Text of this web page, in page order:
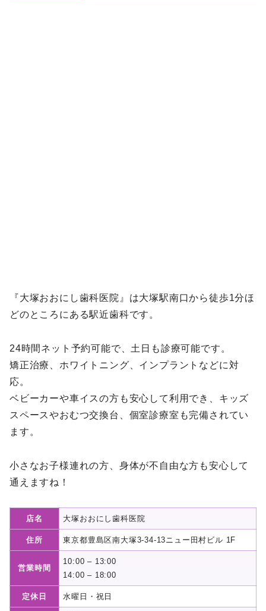
『大塚おおにし歯科医院』は大塚駅南口から徒歩1分ほ
どのところにある駅近歯科です。
24時間ネット予約可能で、土日も診療可能です。
矯正治療、ホワイトニング、インプラントなどに対
応。
ベビーカーや車イスの方も安心して利用でき、キッズ
スペースやおむつ交換台、個室診療室も完備されてい
ます。
小さなお子様連れの方、身体が不自由な方も安心して
通えますね！
店名 大塚おおにし歯科医院
住所 東京都豊島区南大塚3-34-13ニュー田村ビル 1F
営業時間
10:00 – 13:00
14:00 – 18:00
定休日 水曜日・祝日